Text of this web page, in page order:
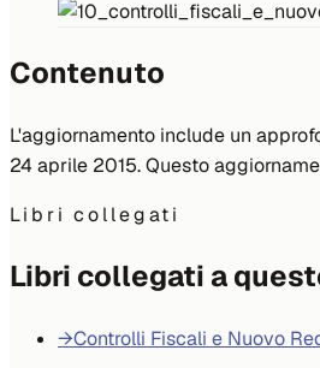
Contenuto
L'aggiornamento include un
24 aprile 2015. Questo
Libri collegati
Libri collegati a
→Controlli Fiscali e Nuovo